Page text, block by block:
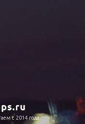
с 2014 года.